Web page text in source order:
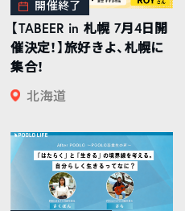
開催終了
【TABEER in 札幌 7月4日開
催決定！】旅好きよ、札幌に
集合！
北海道